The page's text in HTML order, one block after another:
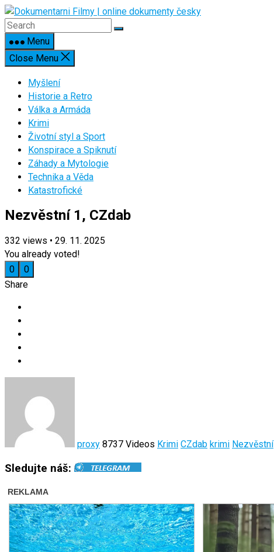
Skip
to
contentMenu
Close Menu
Myšlení
Historie a Retro
Válka a Armáda
Krimi
Životní styl a Sport
Konspirace a Spiknutí
Záhady a Mytologie
Technika a Věda
Katastrofické
Nezvěstní 1, CZdab
332 views • 29. 11. 2025
You already voted!
0
0
Share
proxy 8737 Videos Krimi CZdab krimi Nezvěstní
Sledujte náš: